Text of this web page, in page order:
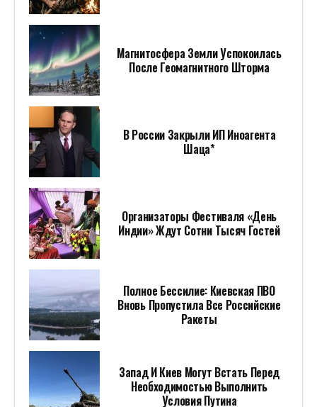
Магнитосфера Земли Успокоилась
После Геомагнитного Шторма
В России Закрыли ИП Иноагента
Шаца*
Организаторы Фестиваля «День
Индии» Ждут Сотни Тысяч Гостей
Полное Бессилие: Киевская ПВО
Вновь Пропустила Все Российские
Ракеты
Запад И Киев Могут Встать Перед
Необходимостью Выполнить
Условия Путина